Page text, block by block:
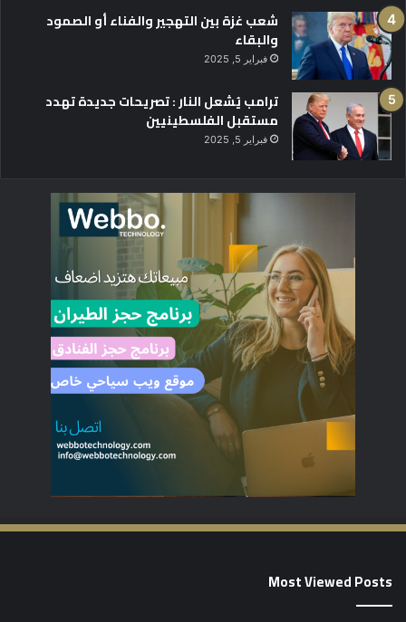
شعب غزة بين التهجير والفناء أو الصمود
والبقاء
فبراير 5, 2025
ترامب يُشعل النار : تصريحات جديدة تهدد
مستقبل الفلسطينيين
فبراير 5, 2025
Most Viewed Posts